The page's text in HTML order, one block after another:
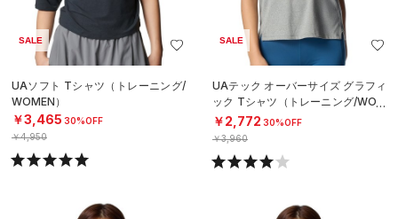
SALE
UAソフト Tシャツ（トレーニング/
WOMEN）
￥3,465 30%OFF
￥4,950
SALE
UAテック オーバーサイズ グラフィ
ック Tシャツ（トレーニング/WOM
EN）
￥2,772 30%OFF
￥3,960